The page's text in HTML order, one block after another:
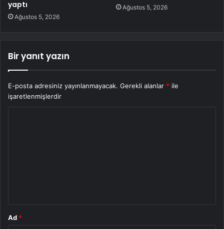
yaptı
Ağustos 5, 2026
Ağustos 5, 2026
Bir yanıt yazın
E-posta adresiniz yayınlanmayacak. Gerekli alanlar * ile
işaretlenmişlerdir
Ad *